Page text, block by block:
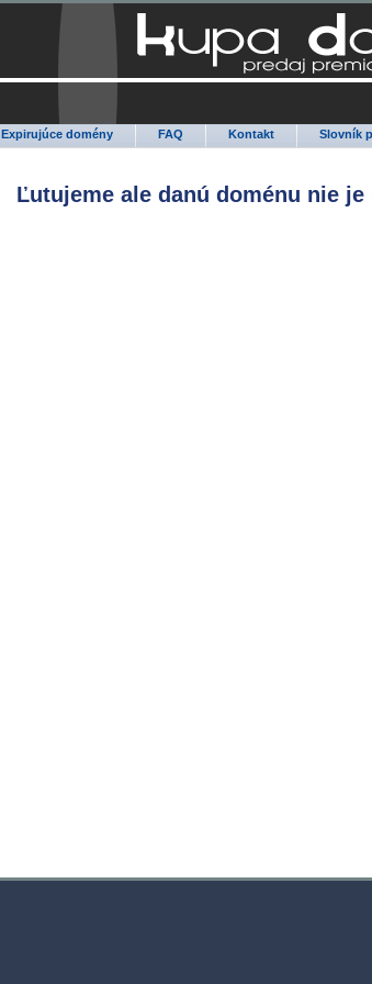
Expirujúce domény FAQ Kontakt Slovník
Ľutujeme ale danú doménu nie